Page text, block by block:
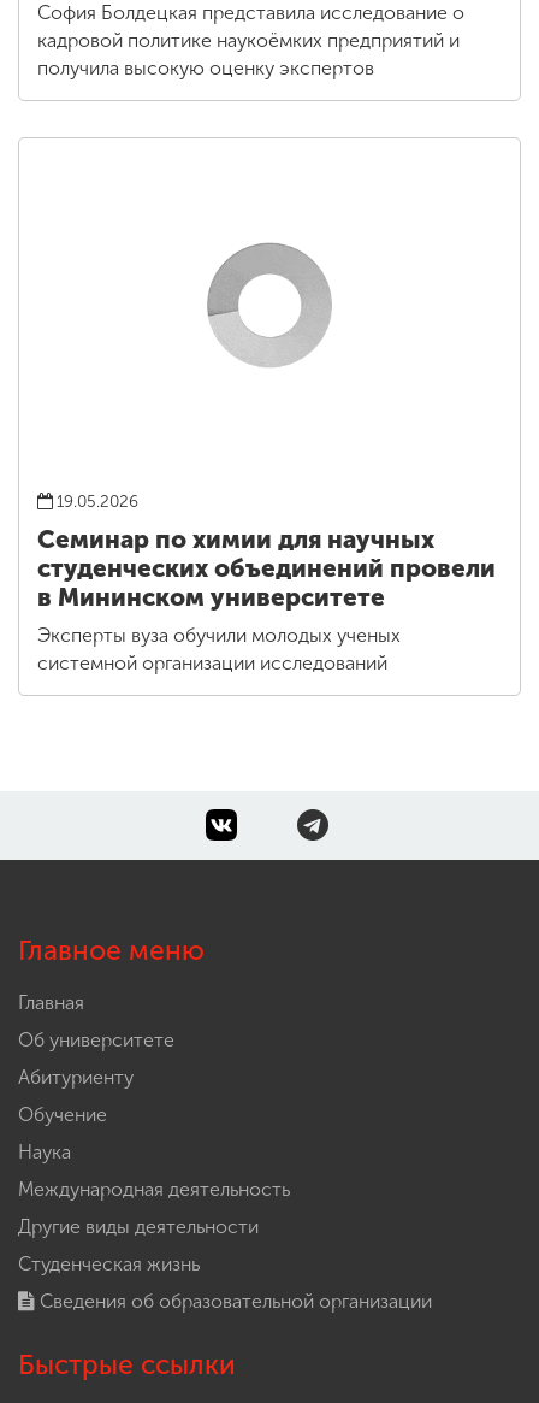
София Болдецкая представила исследование о
кадровой политике наукоёмких предприятий и
получила высокую оценку экспертов
19.05.2026
Семинар по химии для научных
студенческих объединений провели
в Мининском университете
Эксперты вуза обучили молодых ученых
системной организации исследований
Главное меню
Главная
Об университете
Абитуриенту
Обучение
Наука
Международная деятельность
Другие виды деятельности
Студенческая жизнь
Сведения об образовательной организации
Быстрые ссылки